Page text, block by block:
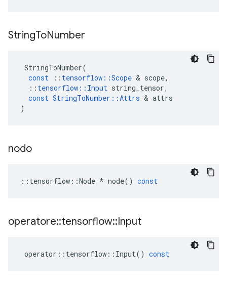
StringToNumber
StringToNumber(
const
:: tensorflow ::Scope & scope,
:: tensorflow :: Input string_tensor,
const StringToNumber ::Attrs & attrs
)
nodo
:: tensorflow ::Node * node() const
operatore::tensorflow::Input
operator :: tensorflow :: Input() const